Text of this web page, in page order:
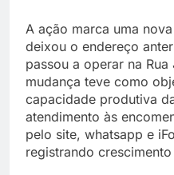
A ação marca uma
deixou o endereço
passou a operar na
mudança teve como
capacidade produtiva
atendimento às
pelo site, whatsapp e
registrando